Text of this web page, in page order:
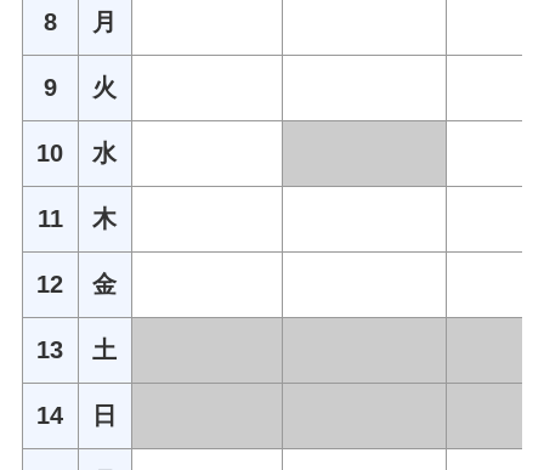
8 月
9 火
10 水
11 木
12 金
13 土
14 日